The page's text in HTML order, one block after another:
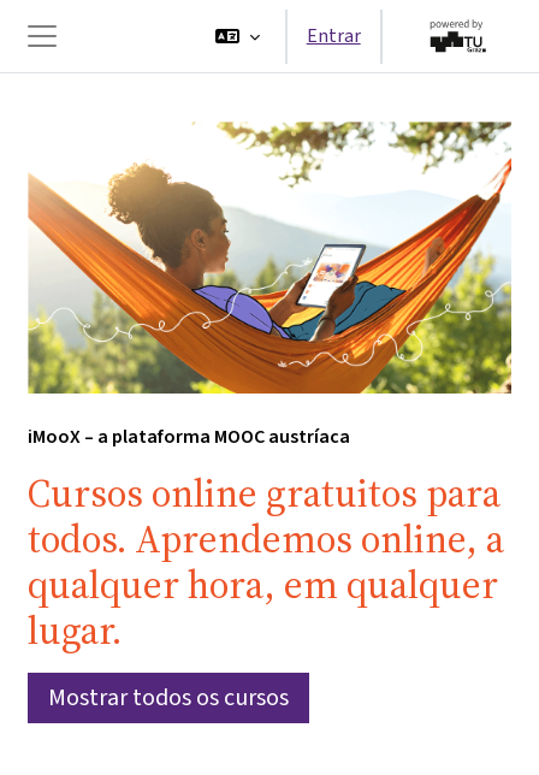
Painel lateral
Entrar
iMooX – a plataforma MOOC austríaca
Cursos online gratuitos para
todos. Aprendemos online, a
qualquer hora, em qualquer
lugar.
Mostrar todos os cursos